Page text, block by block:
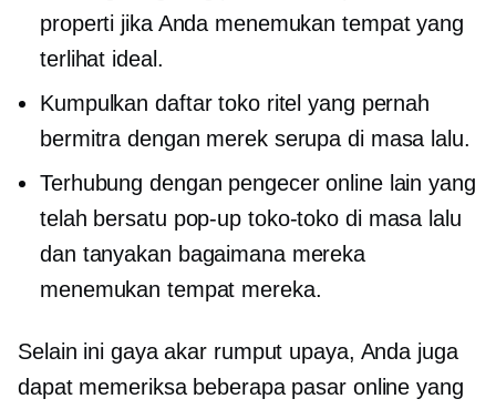
properti jika Anda menemukan tempat yang
terlihat ideal.
Kumpulkan daftar toko ritel yang pernah
bermitra dengan merek serupa di masa lalu.
Terhubung dengan pengecer online lain yang
telah bersatu pop-up toko-toko di masa lalu
dan tanyakan bagaimana mereka
menemukan tempat mereka.
Selain ini gaya akar rumput upaya, Anda juga
dapat memeriksa beberapa pasar online yang